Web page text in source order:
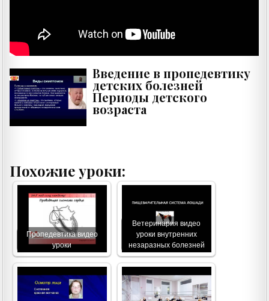
Введение в пропедевтику
детских болезней
Периоды детского
возраста
Похожие уроки:
Пропедевтика видео
уроки
Ветеринария видео
уроки внутренних
незаразных болезней